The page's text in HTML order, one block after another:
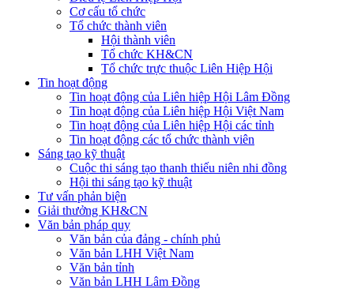
Cơ cấu tổ chức
Tổ chức thành viên
Hội thành viên
Tổ chức KH&CN
Tổ chức trực thuộc Liên Hiệp Hội
Tin hoạt động
Tin hoạt động của Liên hiệp Hội Lâm Đồng
Tin hoạt động của Liên hiệp Hội Việt Nam
Tin hoạt động của Liên hiệp Hội các tỉnh
Tin hoạt động các tổ chức thành viên
Sáng tạo kỹ thuật
Cuộc thi sáng tạo thanh thiếu niên nhi đồng
Hội thi sáng tạo kỹ thuật
Tư vấn phản biện
Giải thưởng KH&CN
Văn bản pháp quy
Văn bản của đảng - chính phủ
Văn bản LHH Việt Nam
Văn bản tỉnh
Văn bản LHH Lâm Đồng